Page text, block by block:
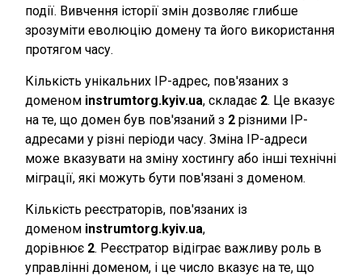
події. Вивчення історії змін дозволяє глибше
зрозуміти еволюцію домену та його використання
протягом часу.
Кількість унікальних IP-адрес, пов'язаних з
доменом instrumtorg.kyiv.ua, складає 2. Це вказує
на те, що домен був пов'язаний з 2 різними IP-
адресами у різні періоди часу. Зміна IP-адреси
може вказувати на зміну хостингу або інші технічні
міграції, які можуть бути пов'язані з доменом.
Кількість реєстраторів, пов'язаних із
доменом instrumtorg.kyiv.ua,
дорівнює 2. Реєстратор відіграє важливу роль в
управлінні доменом, і це число вказує на те, що